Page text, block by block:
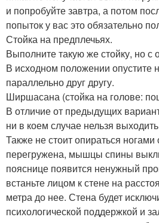
и попробуйте завтра, а потом
попыток у вас это обязательно
Стойка на предплечьях.
Выполните такую же стойку, но с
В исходном положении опустите
параллельно друг другу.
Ширшасана (стойка на голове:
В отличие от предыдущих
ни в коем случае нельзя
Также не стоит опираться ногами
перегружена, мышцы спины
пояснице появится ненужный
встаньте лицом к стене на
метра до нее. Стена будет
психологической поддержкой и